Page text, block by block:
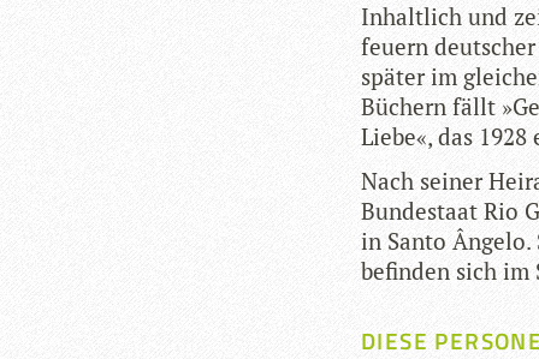
Inhalt­lich und
feu­ern
spä­ter im
Büchern fällt
Liebe«, das
Nach sei­ner
Bun­de­staat Rio
in Santo
befin­den sich im
DIESE